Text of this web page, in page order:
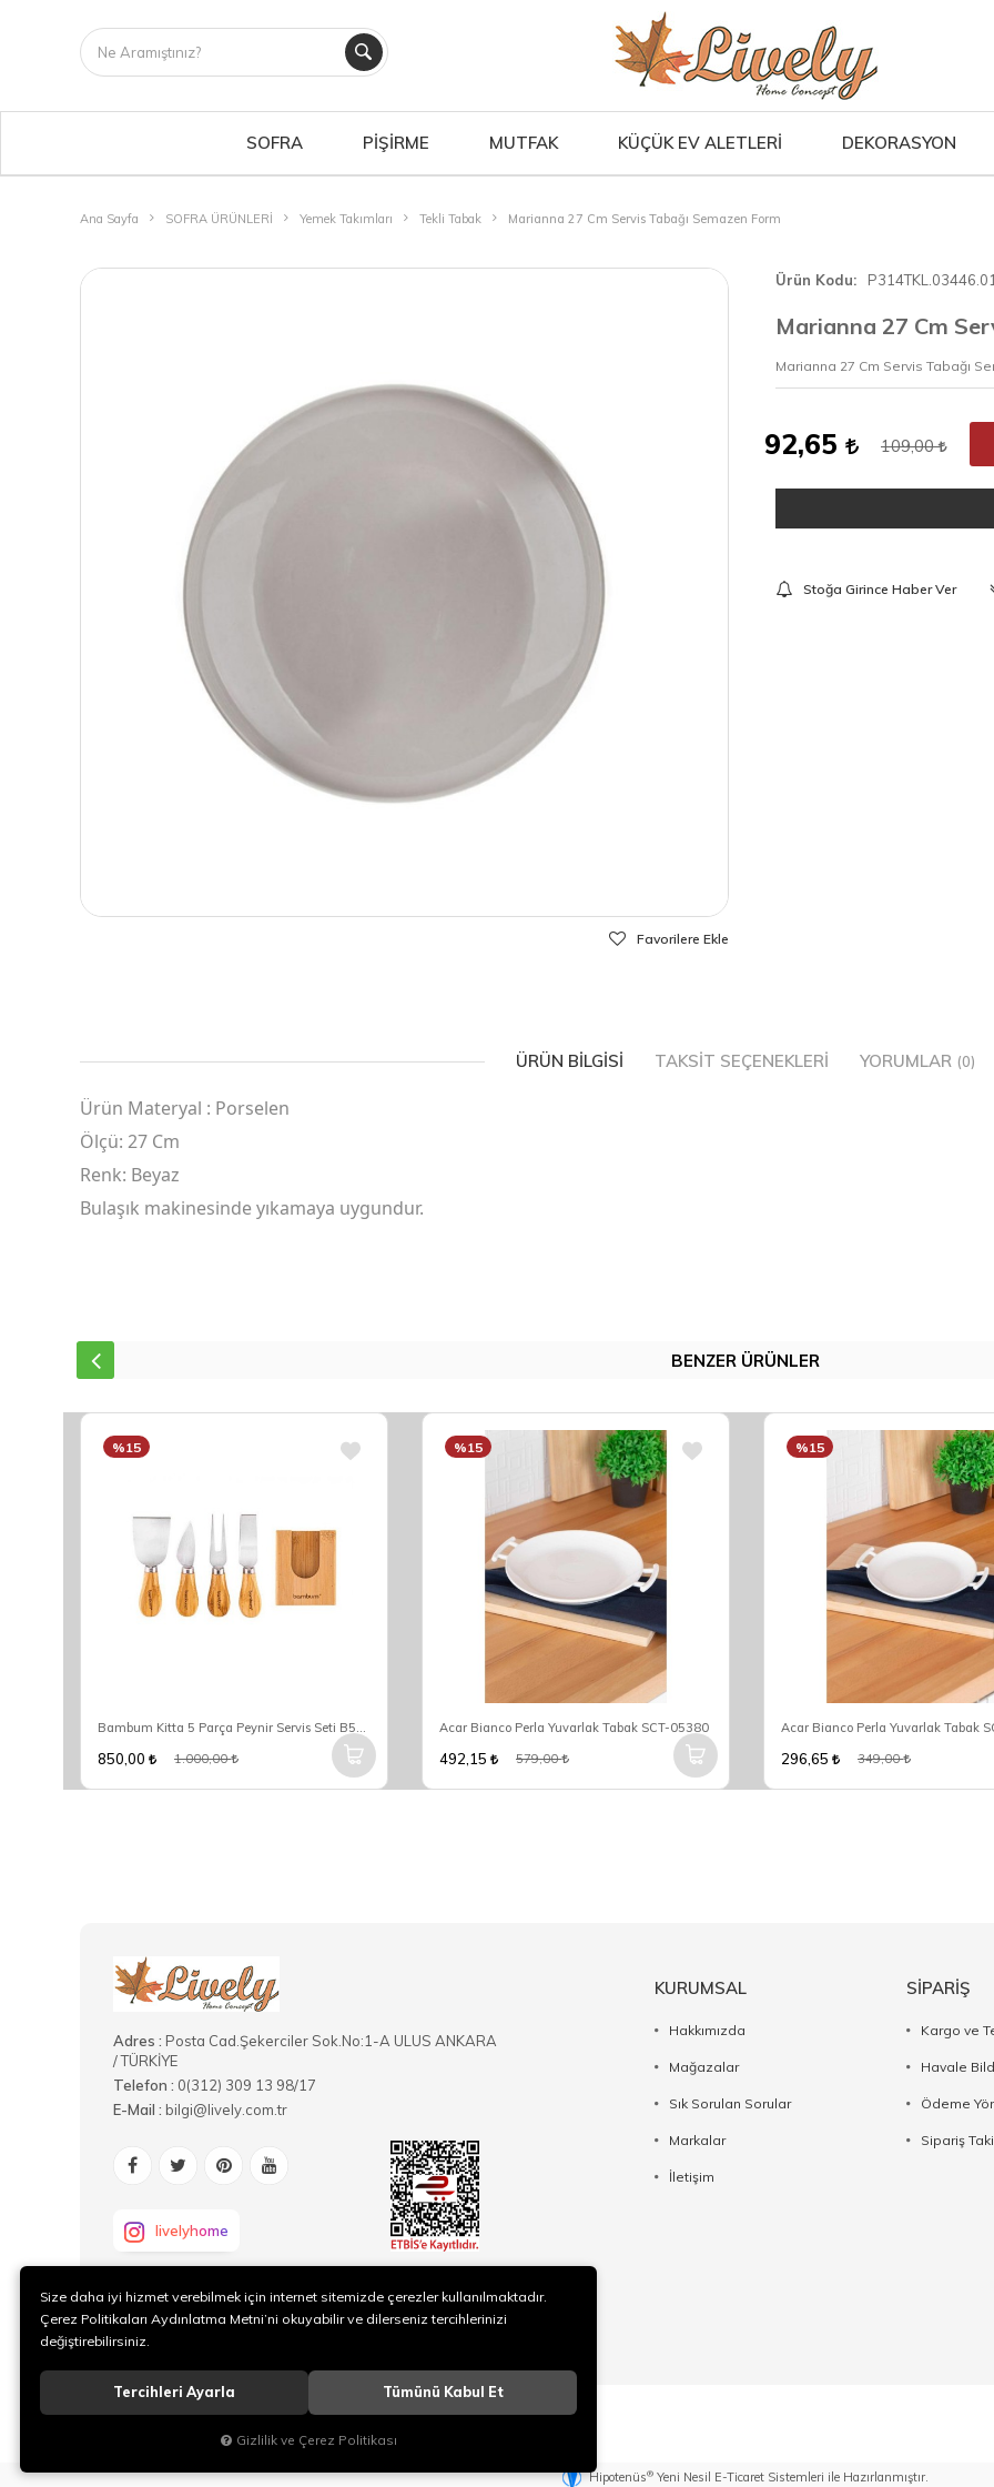
SOFRA PİŞİRME MUTFAK KÜÇÜK EV ALETLERİ DEKORASYON
Ana Sayfa SOFRA ÜRÜNLERİ Yemek Takımları Tekli Tabak Marianna 27 Cm Servis Tabağı Semazen Form
Favorilere Ekle
Ürün Kodu P314TKL.03446.01
Marianna 27 Cm
Marianna 27 Cm Servis Tabağı
92,65 109,00
Stoğa Girince Haber Ver
ÜRÜN BILGISI TAKSIT SEÇENEKLERI YORUMLAR (0)
Ürün Materyal : Porselen
Ölçü: 27 Cm
Renk: Beyaz
Bulaşık makinesinde yıkamaya uygundur.
BENZER ÜRÜNLER
Bambum Kitta 5 Parça Peynir Servis Seti B5749
%15
850,00 1.000,00
Acar Bianco Perla Yuvarlak Tabak SCT-05380
%15
492,15 579,00
Acar Bianco Perla Yuvarlak Tabak
%15
296,65 349,00
Adres : Posta Cad.Şekerciler Sok.No:1-A ULUS ANKARA
/ TÜRKİYE
Telefon : 0(312) 309 13 98/17
E-Mail : bilgi@lively.com.tr
livelyhome
KURUMSAL
Hakkımızda
Mağazalar
Sık Sorulan Sorular
Markalar
İletişim
SİPARİŞ
Kargo ve
Havale
Ödeme
Sipariş
Hipotenüs®Yeni Nesil E-Ticaret Sistemleri ile Hazırlanmıştır.
Size daha iyi hizmet verebilmek için internet sitemizde çerezler kullanılmaktadır.
Çerez Politikaları Aydınlatma Metni’ni okuyabilir ve dilerseniz tercihlerinizi
değiştirebilirsiniz.
Tercihleri Ayarla Tümünü Kabul Et
Gizlilik ve Çerez Politikası